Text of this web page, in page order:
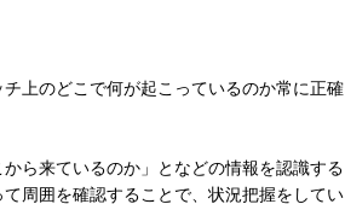
上のどこで何が起こっているのか常に正確
ら来ているのか」となどの情報を認識する
周囲を確認することで、状況把握をしてい